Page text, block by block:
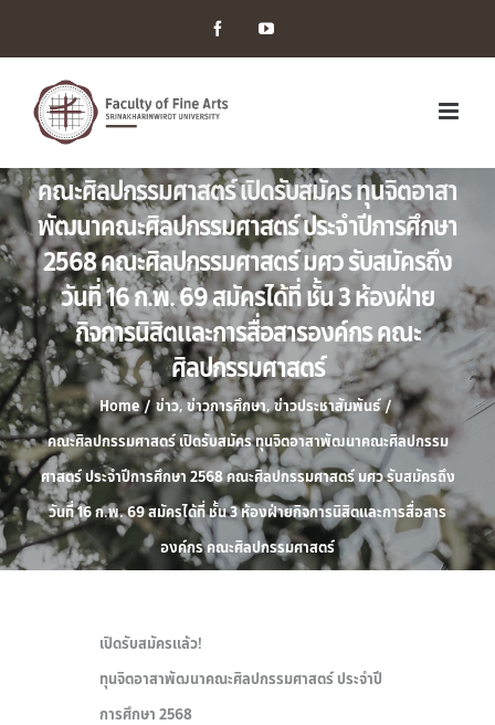
FacebookYouTube
คณะศิลปกรรมศาสตร์ เปิดรับสมัคร ทุนจิตอาสา
พัฒนาคณะศิลปกรรมศาสตร์ ประจำปีการศึกษา
2568 คณะศิลปกรรมศาสตร์ มศว รับสมัครถึง
วันที่ 16 ก.พ. 69 สมัครได้ที่ ชั้น 3 ห้องฝ่าย
กิจการนิสิตและการสื่อสารองค์กร คณะ
ศิลปกรรมศาสตร์
Home / ข่าว,ข่าวการศึกษา,ข่าวประชาสัมพันธ์ /
คณะศิลปกรรมศาสตร์ เปิดรับสมัคร ทุนจิตอาสาพัฒนาคณะศิลปกรรม
ศาสตร์ ประจำปีการศึกษา 2568 คณะศิลปกรรมศาสตร์ มศว รับสมัครถึง
วันที่ 16 ก.พ. 69 สมัครได้ที่ ชั้น 3 ห้องฝ่ายกิจการนิสิตและการสื่อสาร
องค์กร คณะศิลปกรรมศาสตร์
เปิดรับสมัครแล้ว!
ทุนจิตอาสาพัฒนาคณะศิลปกรรมศาสตร์ ประจำปี
การศึกษา 2568